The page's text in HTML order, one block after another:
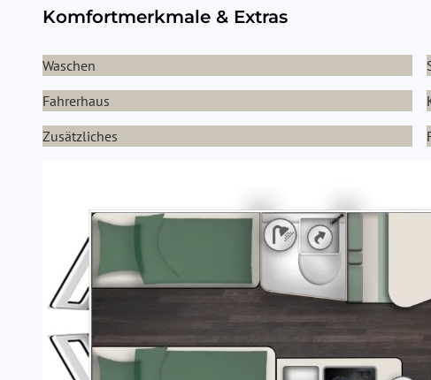
Komfortmerkmale & Extras
Waschen
Fahrerhaus
Zusätzliches